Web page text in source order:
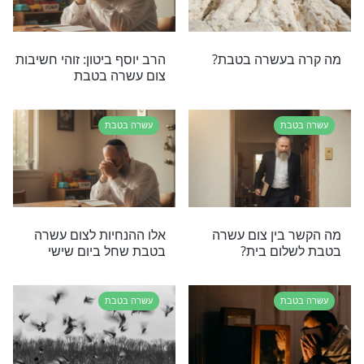
את המאכלים
הלכות צום
שחל בערב
עשרה בטבת
10 פרקי תהילים לגאולה -
מיוחד לעשרה בטבת